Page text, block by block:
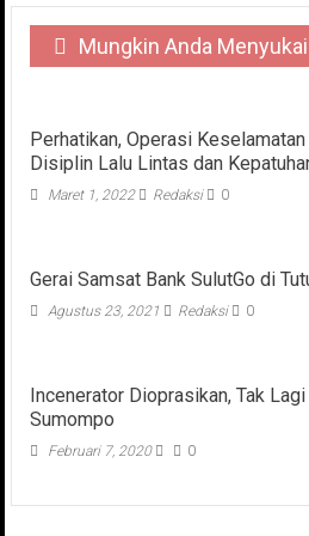
Mungkin Anda Menyukai
Perhatikan, Operasi
Disiplin Lalu Lintas dan
Maret 1, 2022 Redaksi 0
Gerai Samsat Bank SulutGo di
Agustus 23, 2021 Redaksi 0
Incenerator Dioprasikan, Tak
Sumompo
Februari 7, 2020 0